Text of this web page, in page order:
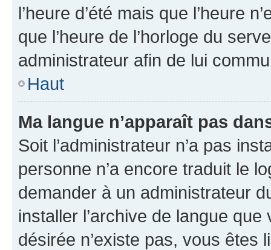
l’heure d’été mais que l’heure
que l’heure de l’horloge du
administrateur afin de lui
Haut
Ma langue n’apparaît pas
Soit l’administrateur n’a pas
personne n’a encore traduit le
demander à un administrateur
installer l’archive de langue
désirée n’existe pas, vous êtes